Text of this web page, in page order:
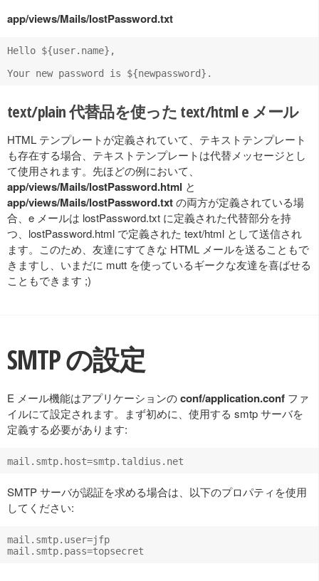
app/views/Mails/lostPassword.txt
Hello ${user.name},
text/plain 代替品を使った text/html e メール
HTML テンプレートが定義されていて、テキストテンプレート
も存在する場合、テキストテンプレートは代替メッセージとし
て使用されます。先ほどの例において、
app/views/Mails/lostPassword.html と
app/views/Mails/lostPassword.txtの両方が定義されている場
合、e メールは lostPassword.txt に定義された代替部分を持
つ、lostPassword.html で定義された text/html として送信され
ます。このため、友達にすてきな HTML メールを送ることもで
きますし、いまだに mutt を使っているギークな友達を喜ばせる
こともできます ;)
SMTP の設定
E メール機能はアプリケーションのconf/application.conf ファ
イルにて設定されます。まず初めに、使用する smtp サーバを
定義する必要があります:
SMTP サーバが認証を求める場合は、以下のプロパティを使用
してください:
mail.smtp.user=jfp